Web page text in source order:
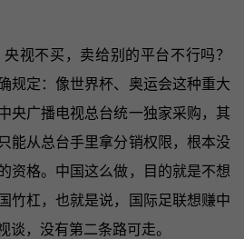
视不买，卖给别的平台不行吗？
规定：像世界杯、奥运会这种重大
央广播电视总台统一独家采购，其
能从总台手里拿分销权限，根本没
资格。中国这么做，目的就是不想
竹杠，也就是说，国际足联想赚中
谈，没有第二条路可走。